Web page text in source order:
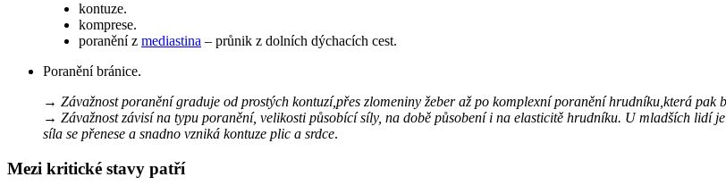
kontuze.
komprese.
poranění z mediastina – průnik z dolních dýchacích cest.
Poranění bránice.
→ Závažnost poranění graduje od prostých kontuzí,přes zlomeniny žeber až po komplexní poranění hrudníku,která
→ Závažnost závisí na typu poranění, velikosti působící síly, na době působení i na elasticitě hrudníku. U mladších lidí
síla se přenese a snadno vzniká kontuze plic a srdce.
Mezi kritické stavy patří